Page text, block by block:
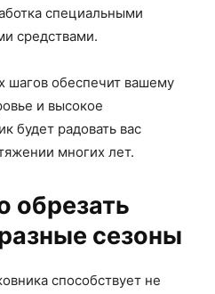
специальными
средствами.
шагов обеспечит вашему
и высокое
будет радовать вас
многих лет.
обрезать
сезоны
способствует не